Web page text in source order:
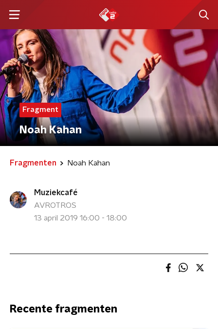
Fragment
Noah Kahan
Fragmenten Noah Kahan
Muziekcafé
AVROTROS
13 april 2019 16:00 - 18:00
Recente fragmenten